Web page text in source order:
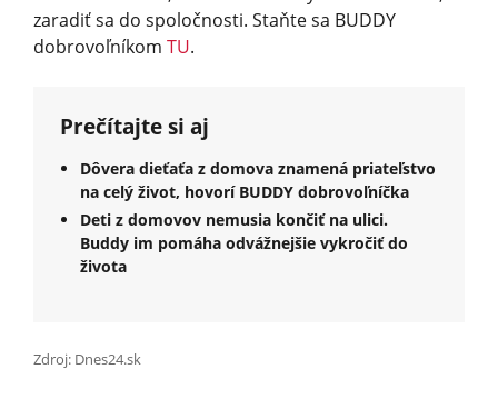
zaradiť sa do spoločnosti. Staňte sa BUDDY
dobrovoľníkom TU.
Prečítajte si aj
Dôvera dieťaťa z domova znamená priateľstvo
na celý život, hovorí BUDDY dobrovoľníčka
Deti z domovov nemusia končiť na ulici.
Buddy im pomáha odvážnejšie vykročiť do
života
Zdroj: Dnes24.sk